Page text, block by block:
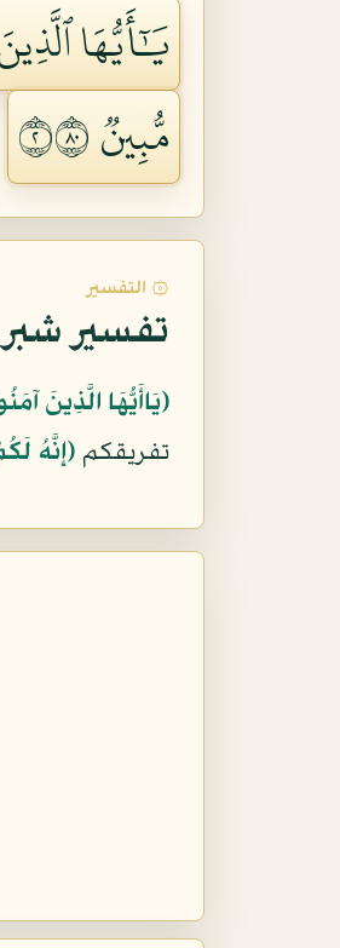
يَٰٓأَيُّهَا
مُّبِينٞ ٢٠٨
۞ التفسير
تفسير شبر
﴿يَاأَيُّهَا الَّذِينَ
تفريقكم ﴿إِنَّهُ